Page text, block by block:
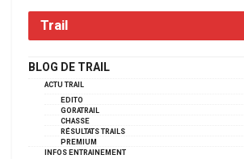
Trail
BLOG DE TRAIL
ACTU TRAIL
EDITO
GORATRAIL
CHASSE
RÉSULTATS TRAILS
PREMIUM
INFOS ENTRAINEMENT